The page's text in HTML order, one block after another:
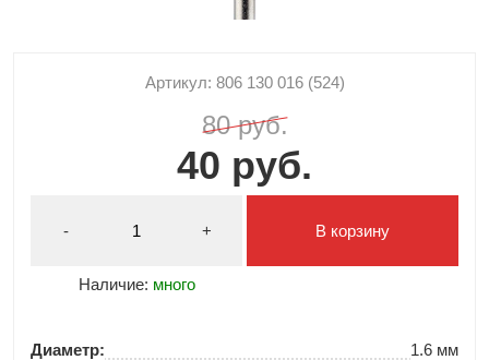
Артикул: 806 130 016 (524)
80 руб.
40 руб.
- +
Наличие: много
В корзину
Диаметр:
1.6 мм